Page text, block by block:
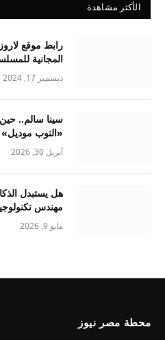
الأكثر مشاهدة
المجانية
ديسمبر 17, 2024
سينا سالم..
«التوب موديل»
أبريل 30, 2026
هل يستبدل
مهندس
مايو 9, 2026
محطة مصر نيوز